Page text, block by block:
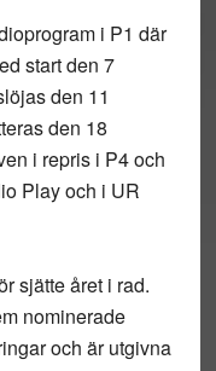
i P1 där
start den 7
den 11
den 18
i repris i P4 och
Play och i UR
sjätte året i rad.
nominerade
och är utgivna